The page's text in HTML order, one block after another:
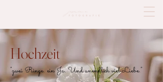
Hochzeit
"zwei Ringe. ein Ja. Und unendlich viel Liebe."